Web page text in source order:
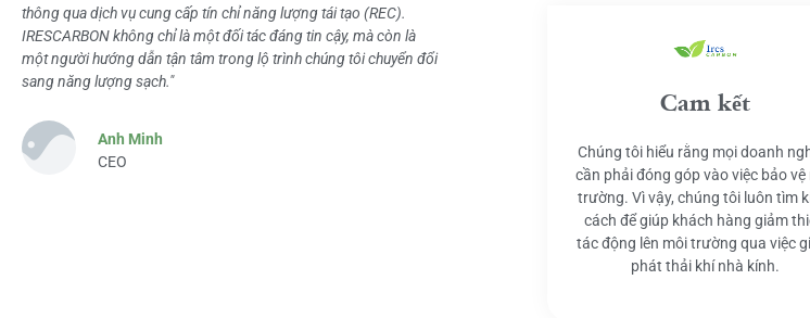
thông qua dịch vụ cung cấp tín chỉ năng lượng tái tạo (REC).
IRESCARBON không chỉ là một đối tác đáng tin cậy, mà còn là
một người hướng dẫn tận tâm trong lộ trình chúng tôi chuyển đổi
sang năng lượng sạch."
Anh Minh
CEO
Cam kết
Chúng tôi hiểu rằng mọi doanh
cần phải đóng góp vào việc bảo vệ
trường. Vì vậy, chúng tôi luôn tìm
cách để giúp khách hàng giảm
tác động lên môi trường qua việc
phát thải khí nhà kính.